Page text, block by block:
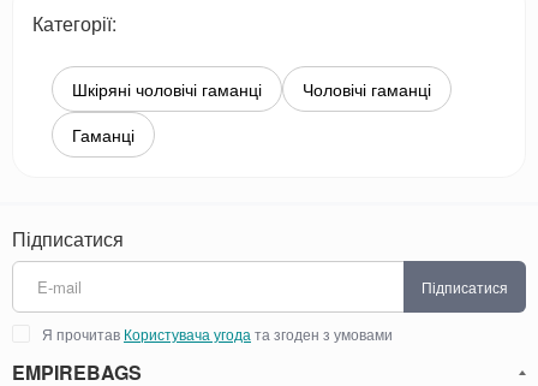
Категорії:
Шкіряні чоловічі гаманці
Чоловічі гаманці
Гаманці
Підписатися
Підписатися
Я прочитав Користувача угода та згоден з умовами
EMPIREBAGS